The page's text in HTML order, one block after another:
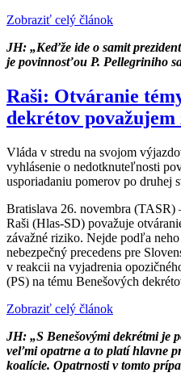
Zobraziť celý článok
JH: „Keďže ide o samit
je povinnosťou P. Pellegriniho
Raši: Otváranie
dekrétov
Vláda v stredu na svojom
vyhlásenie o nedotknuteľnosti
usporiadaniu pomerov po druhej
Bratislava 26. novembra (TASR)
Raši (Hlas-SD) považuje
závažné riziko. Nejde podľa
nebezpečný precedens pre
v reakcii na vyjadrenia
(PS) na tému Benešových
Zobraziť celý článok
JH: „S Benešovými dekrétmi je
veľmi opatrne a to platí hlavne
koalície. Opatrnosti v tomto